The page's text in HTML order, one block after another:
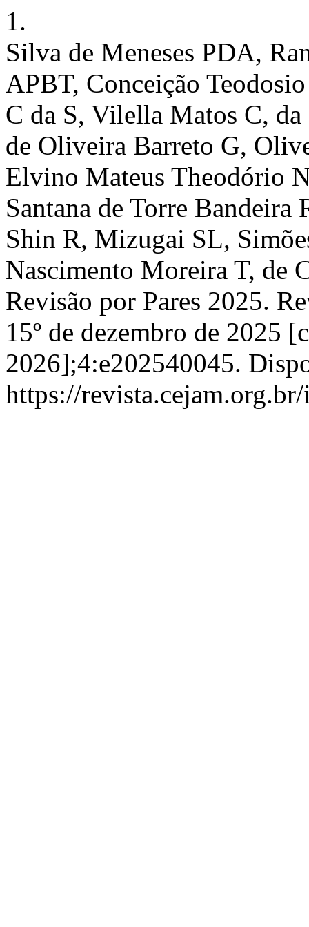
1.
Silva de Meneses PDA,
APBT, Conceição
C da S, Vilella Matos C,
de Oliveira Barreto G,
Elvino Mateus Theodório
Santana de Torre
Shin R, Mizugai SL,
Nascimento Moreira T, de
Revisão por Pares 2025.
15º de dezembro de 2025
2026];4:e202540045.
https://